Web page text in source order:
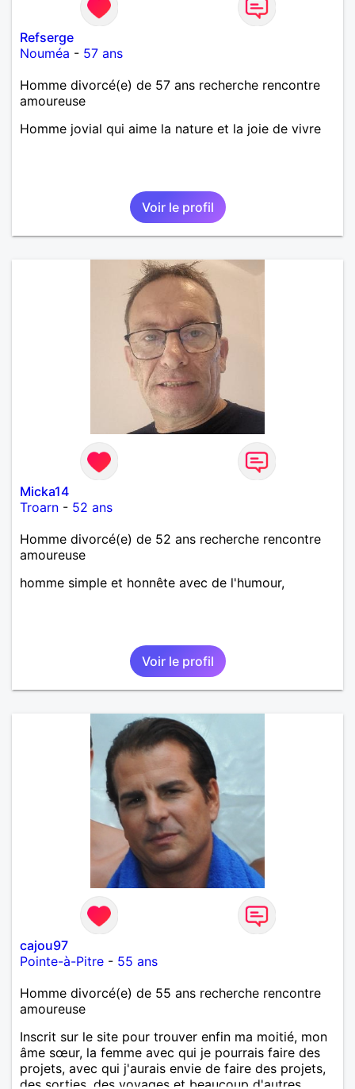
Refserge
Nouméa - 57 ans
Homme divorcé(e) de 57 ans recherche rencontre
amoureuse
Homme jovial qui aime la nature et la joie de vivre
Voir le profil
Micka14
Troarn - 52 ans
Homme divorcé(e) de 52 ans recherche rencontre
amoureuse
homme simple et honnête avec de l'humour,
Voir le profil
cajou97
Pointe-à-Pitre - 55 ans
Homme divorcé(e) de 55 ans recherche rencontre
amoureuse
Inscrit sur le site pour trouver enfin ma moitié, mon
âme sœur, la femme avec qui je pourrais faire des
projets, avec qui j'aurais envie de faire des projets,
des sorties, des voyages et beaucoup d'autres